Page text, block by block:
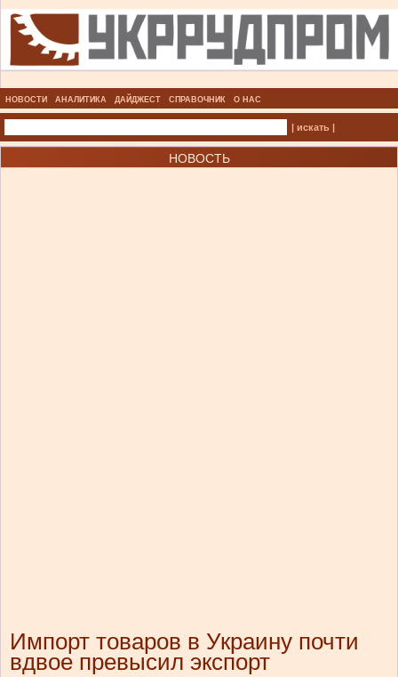
НОВОСТИ АНАЛИТИКА ДАЙДЖЕСТ СПРАВОЧНИК О НАС
| искать |
НОВОСТЬ
Импорт товаров в Украину почти
вдвое превысил экспорт